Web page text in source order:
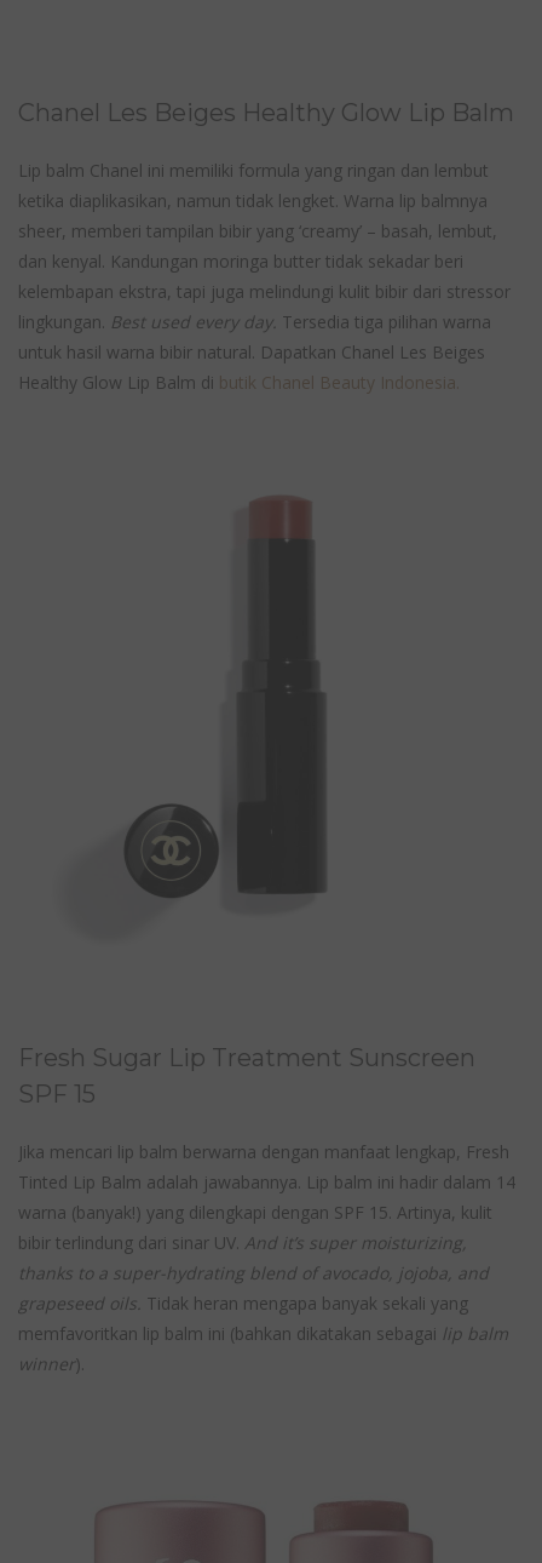
Chanel Les Beiges Healthy Glow Lip Balm
Lip balm Chanel ini memiliki formula yang ringan dan lembut
ketika diaplikasikan, namun tidak lengket. Warna lip balmnya
sheer, memberi tampilan bibir yang ‘creamy’ – basah, lembut,
dan kenyal. Kandungan moringa butter tidak sekadar beri
kelembapan ekstra, tapi juga melindungi kulit bibir dari stressor
lingkungan. Best used every day. Tersedia tiga pilihan warna
untuk hasil warna bibir natural. Dapatkan Chanel Les Beiges
Healthy Glow Lip Balm di butik Chanel Beauty Indonesia.
Fresh Sugar Lip Treatment Sunscreen
SPF 15
Jika mencari lip balm berwarna dengan manfaat lengkap, Fresh
Tinted Lip Balm adalah jawabannya. Lip balm ini hadir dalam 14
warna (banyak!) yang dilengkapi dengan SPF 15. Artinya, kulit
bibir terlindung dari sinar UV. And it’s super moisturizing,
thanks to a super-hydrating blend of avocado, jojoba, and
grapeseed oils. Tidak heran mengapa banyak sekali yang
memfavoritkan lip balm ini (bahkan dikatakan sebagai lip balm
winner).